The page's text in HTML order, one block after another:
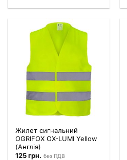
Жилет сигнальний
OGRIFOX OX-LUMI Yellow
(Англія)
125грн. без ПДВ